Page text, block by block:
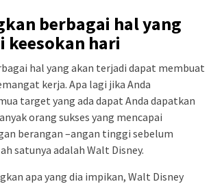
berbagai hal yang
keesokan hari
hal yang akan terjadi dapat membuat
kerja. Apa lagi jika Anda
target yang ada dapat Anda dapatkan
orang sukses yang mencapai
berangan –angan tinggi sebelum
satunya adalah Walt Disney.
apa yang dia impikan, Walt Disney